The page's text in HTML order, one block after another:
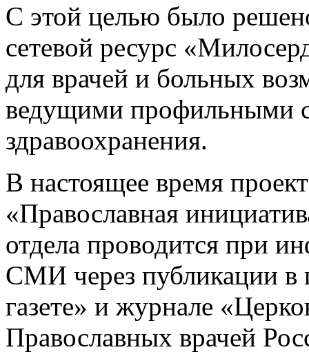
С этой целью было
сетевой ресурс
для врачей и больных
ведущими профильными
здравоохранения.
В настоящее время
«Православная
отдела проводится при
СМИ через публикации в
газете» и журнале
Православных врачей